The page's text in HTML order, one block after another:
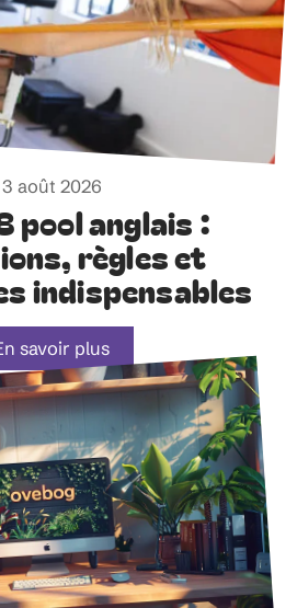
3 août 2026
pool anglais :
règles et
indispensables
savoir plus